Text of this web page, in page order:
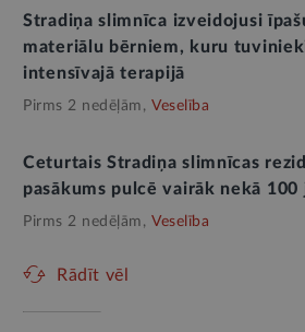
Stradiņa slimnīca izveidojusi
materiālu bērniem, kuru
intensīvajā terapijā
Pirms 2 nedēļām, Veselība
Ceturtais Stradiņa slimnīcas
pasākums pulcē vairāk nekā 100
Pirms 2 nedēļām, Veselība
Rādīt vēl